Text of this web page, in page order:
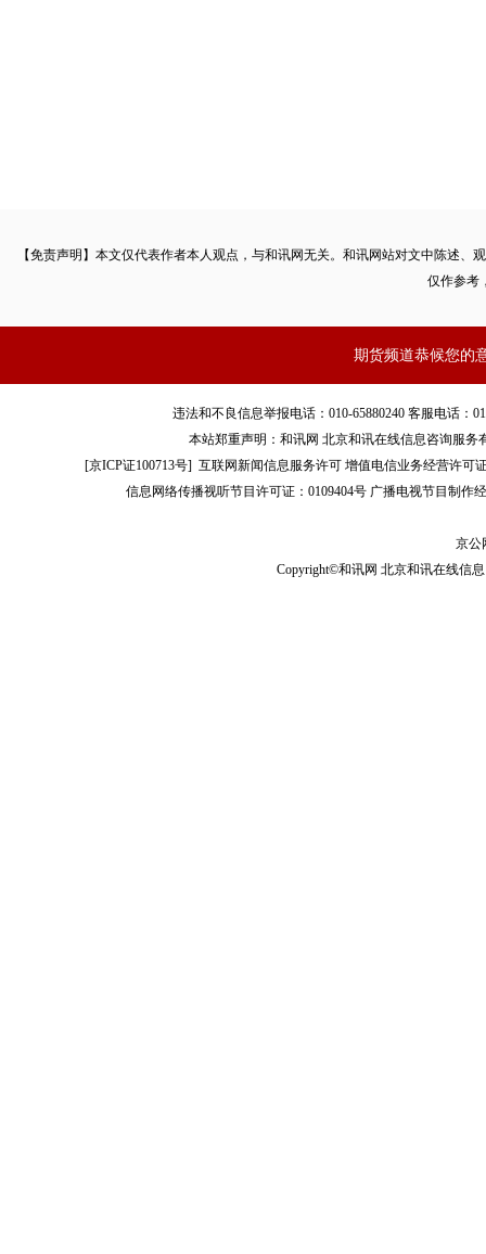
【免责声明】本文仅代表作者本人观点，与和讯网无关。和讯网站对文中陈述
仅作参考
期货频道恭候您的
违法和不良信息举报电话：010-65880240 客服电话：
本站郑重声明：和讯网 北京和讯在线信息咨询服
[京ICP证100713号]互联网新闻信息服务许可 增值电信业务经营许可
信息网络传播视听节目许可证：0109404号 广播电视节目制作
京公
Copyright©和讯网 北京和讯在线信